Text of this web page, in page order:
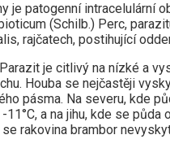
je patogenní intracelulární
(Schilb.) Perc,
rajčatech, postihující
Parazit je citlivý na nízké a
Houba se nejčastěji
pásma. Na severu, kde
11°C, a na jihu, kde se půda
se rakovina brambor